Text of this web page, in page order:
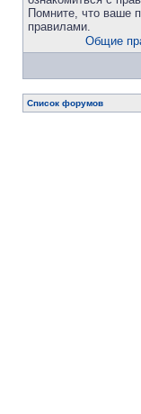
Помните, что ваше
правилами.
Общие
Список форумов